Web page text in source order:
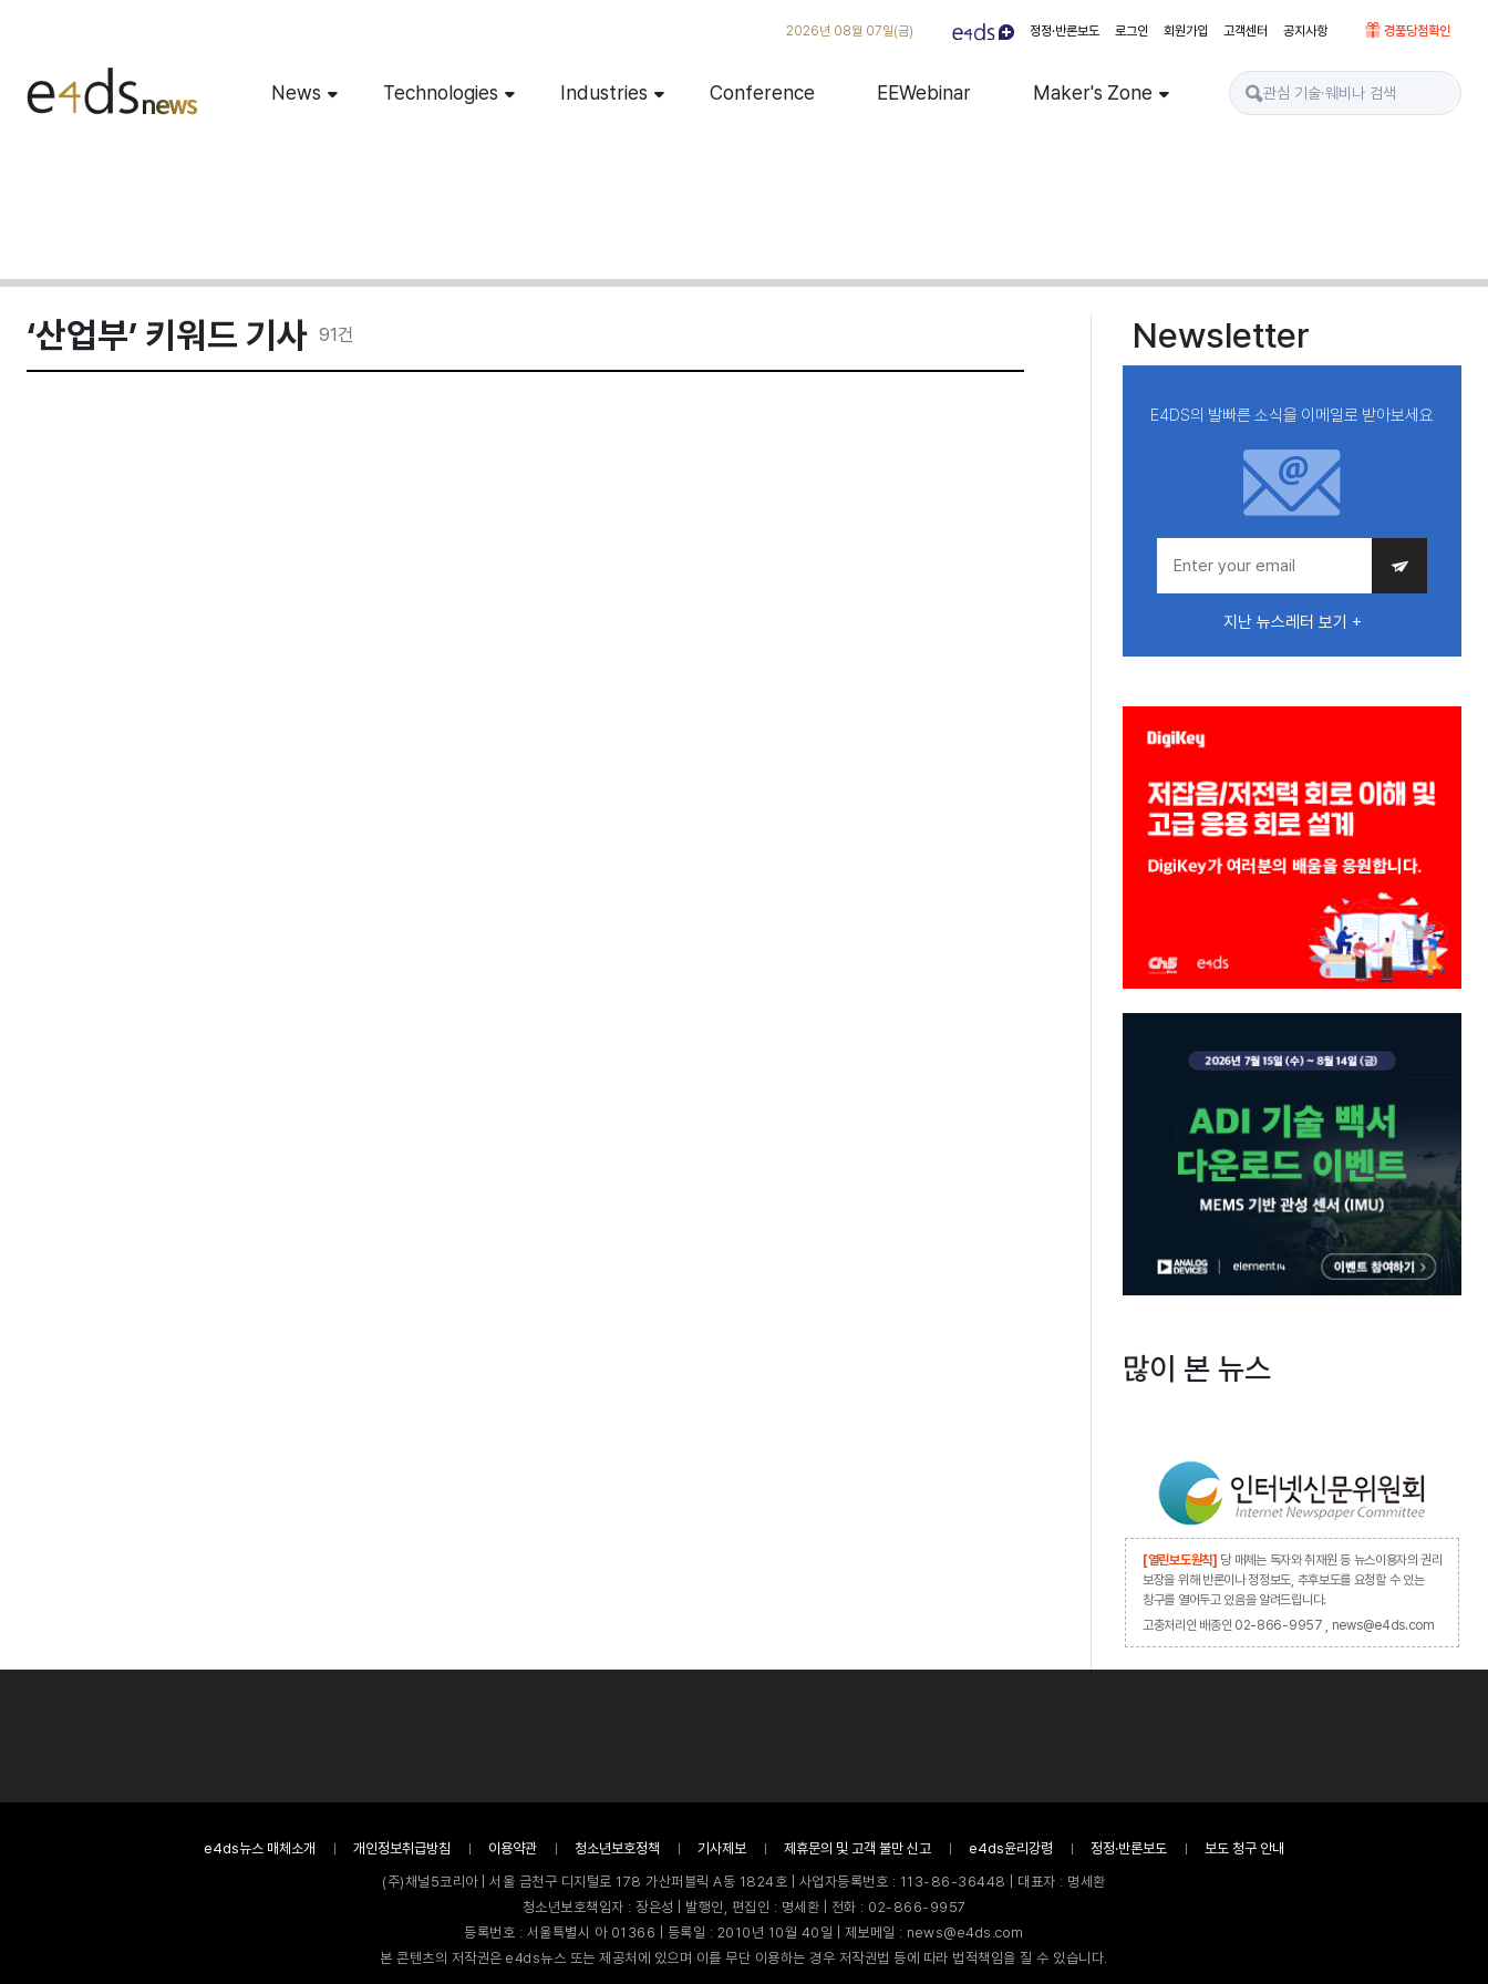
2026년 08월 07일(금) 정정·반론보도 로그인 회원가입 고객센터 공지사항 경품당첨확인
News Technologies Industries Conference EEWebinar Maker's Zone
‘산업부’ 키워드 기사 91건 Newsletter
E4DS의 발빠른 소식을 이메일로 받아보세요
지난 뉴스레터 보기 +
많이 본 뉴스
[열린보도원칙] 당 매체는 독자와 취재원 등 뉴스이용자의 권리
보장을 위해 반론이나 정정보도, 추후보도를 요청할 수 있는
창구를 열어두고 있음을 알려드립니다.
고충처리인 배종인 02-866-9957 , news@e4ds.com
e4ds뉴스 매체소개 개인정보취급방침 이용약관 청소년보호정책 기사제보 제휴문의 및 고객 불만 신고 e4ds윤리강령 정정·반론보도
보도 청구 안내
(주)채널5코리아 | 서울 금천구 디지털로 178 가산퍼블릭 A동 1824호 | 사업자등록번호 : 113-86-36448 | 대표자 : 명세환
청소년보호책임자 : 장은성 | 발행인, 편집인 : 명세환 | 전화 : 02-866-9957
등록번호 : 서울특별시 아 01366 | 등록일 : 2010년 10월 40일 | 제보메일 : news@e4ds.com
본 콘텐츠의 저작권은 e4ds뉴스 또는 제공처에 있으며 이를 무단 이용하는 경우 저작권법 등에 따라 법적책임을 질 수 있습니다.